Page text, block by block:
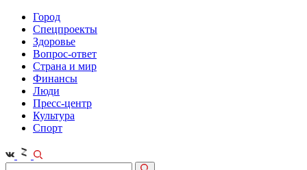
Город
Спецпроекты
Здоровье
Вопрос-ответ
Страна и мир
Финансы
Люди
Пресс-центр
Культура
Спорт